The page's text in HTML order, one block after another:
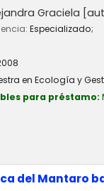
Graciela
Especializado;
en Ecología y
para préstamo:
del Mantaro